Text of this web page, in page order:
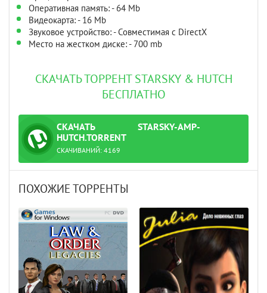
Оперативная память: - 64 Mb
Видеокарта: - 16 Mb
Звуковое устройство: - Совместимая с DirectX
Место на жестком диске: - 700 mb
СКАЧАТЬ ТОРРЕНТ STARSKY & HUTCH
БЕСПЛАТНО
СКАЧАТЬ
ТОРРЕНТ
STARSKY-AMP-
HUTCH.TORRENT
СКАЧИВАНИЙ: 4169
ПОХОЖИЕ ТОРРЕНТЫ